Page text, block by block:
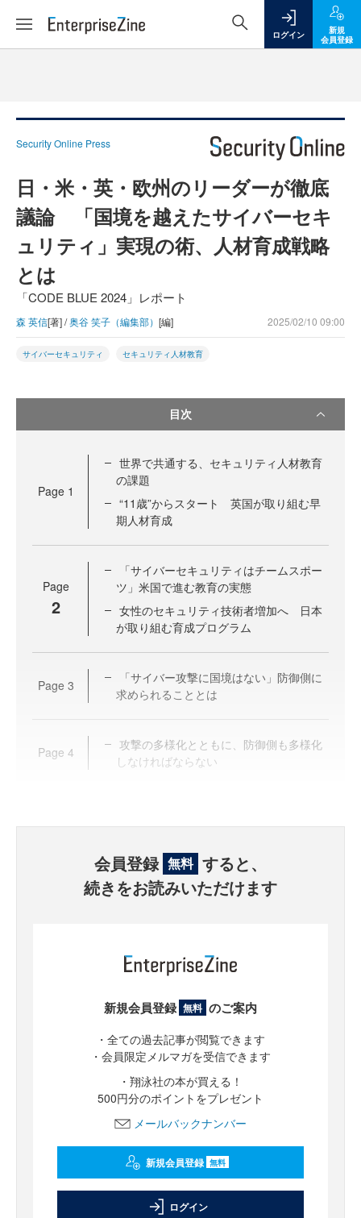
ログイン
新規
会員登録
Security Online Press
日・米・英・欧州のリーダーが徹底
議論 「国境を越えたサイバーセキ
ュリティ」実現の術、人材育成戦略
とは
「CODE BLUE 2024」レポート
森 英信[著] /奥谷 笑子（編集部） [編] 2025/02/10 09:00
サイバーセキュリティ セキュリティ人材教育
目次
Page 1
世界で共通する、セキュリティ人材教育
の課題
“11歳”からスタート 英国が取り組む早
期人材育成
Page
2
「サイバーセキュリティはチームスポー
ツ」米国で進む教育の実態
女性のセキュリティ技術者増加へ 日本
が取り組む育成プログラム
Page 3
「サイバー攻撃に国境はない」防御側に
求められることとは
Page 4
攻撃の多様化とともに、防御側も多様化
しなければならない
会員登録 無料 すると、
続きをお読みいただけます
新規会員登録 無料 のご案内
・全ての過去記事が閲覧できます
・会員限定メルマガを受信できます
・翔泳社の本が買える！
500円分のポイントをプレゼント
メールバックナンバー
新規会員登録 無料
ログイン